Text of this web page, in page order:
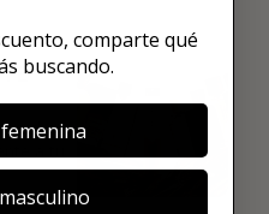
nicho y
a tu
comparte qué
buscando.